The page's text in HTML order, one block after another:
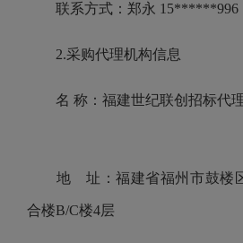
联系方式：郑永
2.采购代理机构信息
名 称：福建世纪联创招
地 址：福建省福州市鼓楼区
合楼B/C楼4